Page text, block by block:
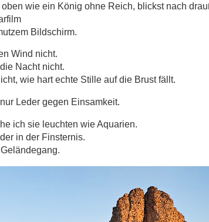
oben wie ein König ohne Reich, blickst nach
Bildschirm.
Wind nicht.
Nacht nicht.
wie hart echte Stille auf die Brust fällt.
Leder gegen Einsamkeit.
ich sie leuchten wie Aquarien.
in der Finsternis.